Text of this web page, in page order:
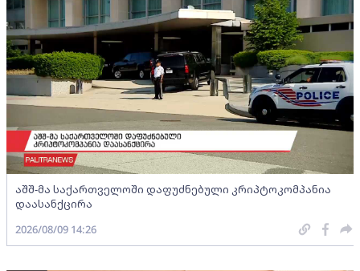
აშშ-მა საქართველოში დაფუძნებული კრიპტოკომპანია
დაასანქცირა
2026/08/09 14:26